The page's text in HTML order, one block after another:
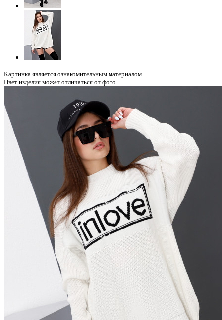
Картинка является ознакомительным материалом.
Цвет изделия может отличаться от фото.